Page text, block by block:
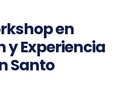
en
y Experiencia
Santo